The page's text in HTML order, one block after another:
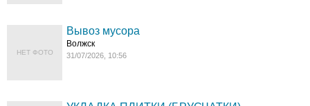
НЕТ ФОТО
Вывоз мусора
Волжск
31/07/2026, 10:56